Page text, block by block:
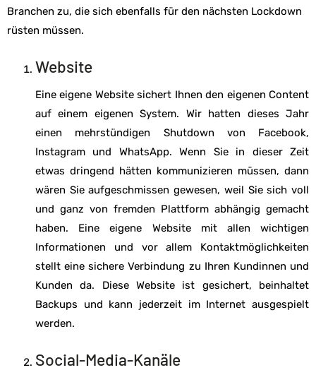
Branchen zu, die sich ebenfalls für den nächsten Lockdown
rüsten müssen.
Website
Eine eigene Website sichert Ihnen den eigenen Content
auf einem eigenen System. Wir hatten dieses Jahr
einen mehrstündigen Shutdown von Facebook,
Instagram und WhatsApp. Wenn Sie in dieser Zeit
etwas dringend hätten kommunizieren müssen, dann
wären Sie aufgeschmissen gewesen, weil Sie sich voll
und ganz von fremden Plattform abhängig gemacht
haben. Eine eigene Website mit allen wichtigen
Informationen und vor allem Kontaktmöglichkeiten
stellt eine sichere Verbindung zu Ihren Kundinnen und
Kunden da. Diese Website ist gesichert, beinhaltet
Backups und kann jederzeit im Internet ausgespielt
werden.
Social-Media-Kanäle